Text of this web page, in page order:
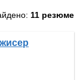
11 резюме